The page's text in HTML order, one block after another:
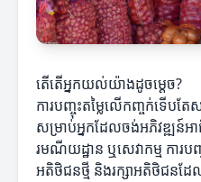
តើតើអ្នកយល់យ៉ាងដូចម្តេច?
ការបញ្ចុះតម្លៃលើកញ្ចក់ទើប
សម្រាប់អ្នកដែលចង់អភិវឌ្ឍន៍អា
រមណីយដ្ឋាន ឬសេវាកម្ម ការបញ្
អតិថិជនថ្មី និងរក្សាអតិថិជនដែ